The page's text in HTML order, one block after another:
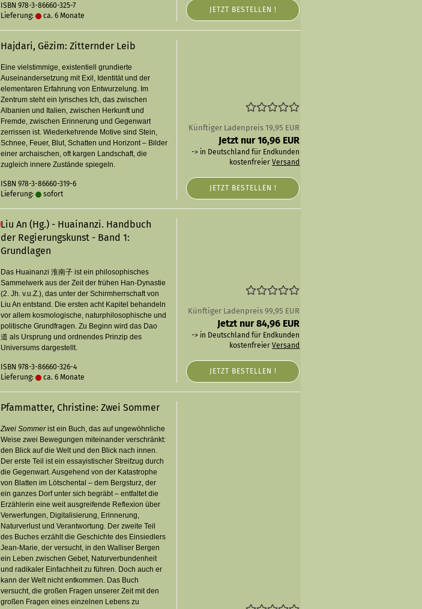
ISBN 978-3-86660-325-7
Lieferung:
ca. 6 Monate
JETZT BESTELLEN !
Hajdari, Gëzim: Zitternder Leib
Eine vielstimmige, existentiell grundierte
Auseinandersetzung mit Exil, Identität und der
elementaren Erfahrung von Entwurzelung. Im
Zentrum steht ein lyrisches Ich, das zwischen
Albanien und Italien, zwischen Herkunft und
Fremde, zwischen Erinnerung und Gegenwart
zerrissen ist. Wiederkehrende Motive sind Stein,
Schnee, Feuer, Blut, Schatten und Horizont – Bilder
einer archaischen, oft kargen Landschaft, die
zugleich innere Zustände spiegeln.
ISBN 978-3-86660-319-6
Lieferung:
sofort
Künftiger Ladenpreis 19,95 EUR
Jetzt nur 16,96 EUR
-> in Deutschland für Endkunden
kostenfreierVersand
JETZT BESTELLEN !
Liu An (Hg.) - Huainanzi. Handbuch
der Regierungskunst - Band 1:
Grundlagen
Das Huainanzi 淮南子 ist ein philosophisches
Sammelwerk aus der Zeit der frühen Han-Dynastie
(2. Jh. v.u.Z.), das unter der Schirmherrschaft von
Liu An entstand. Die ersten acht Kapitel behandeln
vor allem kosmologische, naturphilosophische und
politische Grundfragen. Zu Beginn wird das Dao
道 als Ursprung und ordnendes Prinzip des
Universums dargestellt.
ISBN 978-3-86660-326-4
Lieferung:
ca. 6 Monate
Künftiger Ladenpreis 99,95 EUR
Jetzt nur 84,96 EUR
-> in Deutschland für Endkunden
kostenfreierVersand
JETZT BESTELLEN !
Pfammatter, Christine: Zwei Sommer
Zwei Sommerist ein Buch, das auf ungewöhnliche
Weise zwei Bewegungen miteinander verschränkt:
den Blick auf die Welt und den Blick nach innen.
Der erste Teil ist ein essayistischer Streifzug durch
die Gegenwart. Ausgehend von der Katastrophe
von Blatten im Lötschental – dem Bergsturz, der
ein ganzes Dorf unter sich begräbt – entfaltet die
Erzählerin eine weit ausgreifende Reflexion über
Verwerfungen, Digitalisierung, Erinnerung,
Naturverlust und Verantwortung. Der zweite Teil
des Buches erzählt die Geschichte des Einsiedlers
Jean-Marie, der versucht, in den Walliser Bergen
ein Leben zwischen Gebet, Naturverbundenheit
und radikaler Einfachheit zu führen. Doch auch er
kann der Welt nicht entkommen. Das Buch
versucht, die großen Fragen unserer Zeit mit den
großen Fragen eines einzelnen Lebens zu